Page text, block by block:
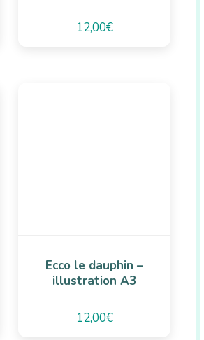
12,00€
Ecco le dauphin –
illustration A3
12,00€